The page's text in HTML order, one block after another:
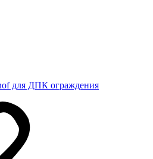
для ДПК ограждения